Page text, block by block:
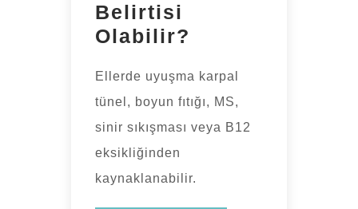
Belirtisi
Olabilir?
Ellerde uyuşma karpal
tünel, boyun fıtığı, MS,
sinir sıkışması veya B12
eksikliğinden
kaynaklanabilir.